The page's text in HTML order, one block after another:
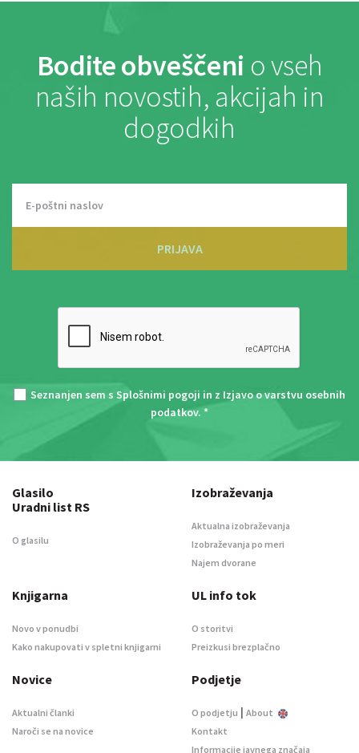
Bodite obveščeni o vseh
naših novostih, akcijah in
dogodkih
PRIJAVA
Seznanjen sem s Splošnimi pogoji in z Izjavo o varstvu osebnih
podatkov. *
Glasilo
Uradni list RS
O glasilu
Izobraževanja
Aktualna izobraževanja
Izobraževanja po meri
Najem dvorane
Knjigarna
Novo v ponudbi
Kako nakupovati v spletni knjigarni
UL info tok
O storitvi
Preizkusi brezplačno
Novice
Aktualni članki
Naroči se na novice
Podjetje
O podjetju | About
Kontakt
Informacije javnega značaja